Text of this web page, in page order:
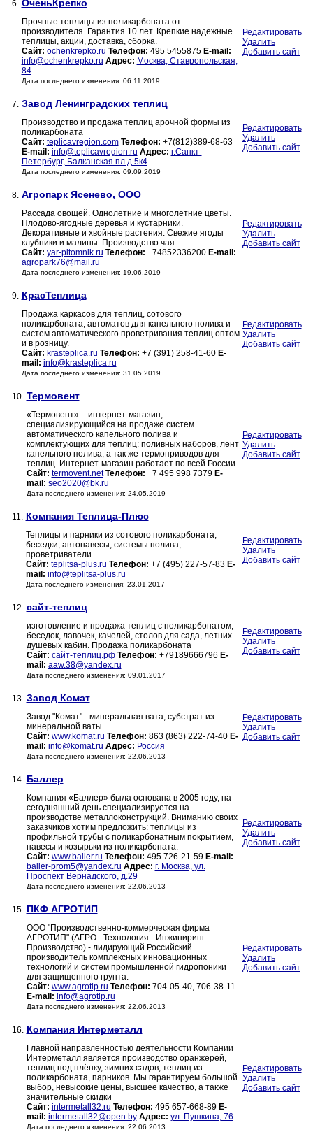
6. ОченьКрепко
Прочные теплицы из поликарбоната от
производителя. Гарантия 10 лет. Крепкие надежные
теплицы, акции, доставка, сборка.
Сайт: ochenkrepko.ru Телефон: 495 5455875 E-mail:
info@ochenkrepko.ru Адрес: Москва, Ставропольская,
84
Дата последнего изменения: 06.11.2019
Редактировать
Удалить
Добавить сайт
7. Завод Ленинградских теплиц
Производство и продажа теплиц арочной формы из
поликарбоната
Сайт: teplicavregion.com Телефон: +7(812)389-68-63
E-mail: info@teplicavregion.ru Адрес: г.Санкт-
Петербург, Балканская пл.д.5к4
Дата последнего изменения: 09.09.2019
Редактировать
Удалить
Добавить сайт
8. Агропарк Ясенево, ООО
Рассада овощей. Однолетние и многолетние цветы.
Плодово-ягодные деревья и кустарники.
Декоративные и хвойные растения. Свежие ягоды
клубники и малины. Производство чая
Сайт: yar-pitomnik.ru Телефон: +74852336200 E-mail:
agropark76@mail.ru
Дата последнего изменения: 19.06.2019
Редактировать
Удалить
Добавить сайт
9. КрасТеплица
Продажа каркасов для теплиц, сотового
поликарбоната, автоматов для капельного полива и
систем автоматического проветривания теплиц оптом
и в розницу.
Сайт: krasteplica.ru Телефон: +7 (391) 258-41-60 E-
mail: info@krasteplica.ru
Дата последнего изменения: 31.05.2019
Редактировать
Удалить
Добавить сайт
10. Термовент
«Термовент» – интернет-магазин,
специализирующийся на продаже систем
автоматического капельного полива и
комплектующих для теплиц: поливных наборов, лент
капельного полива, а так же термоприводов для
теплиц. Интернет-магазин работает по всей России.
Сайт: termovent.net Телефон: +7 495 998 7379 E-
mail: seo2020@bk.ru
Дата последнего изменения: 24.05.2019
Редактировать
Удалить
Добавить сайт
11. Компания Теплица-Плюс
Теплицы и парники из сотового поликарбоната,
беседки, автонавесы, системы полива,
проветриватели.
Сайт: teplitsa-plus.ru Телефон: +7 (495) 227-57-83 E-
mail: info@teplitsa-plus.ru
Дата последнего изменения: 23.01.2017
Редактировать
Удалить
Добавить сайт
12. сайт-теплиц
изготовление и продажа теплиц с поликарбонатом,
беседок, лавочек, качелей, столов для сада, летних
душевых кабин. Продажа поликарбоната
Сайт: сайт-теплиц.рф Телефон: +79189666796 E-
mail: aaw.38@yandex.ru
Дата последнего изменения: 09.01.2017
Редактировать
Удалить
Добавить сайт
13. Завод Комат
Завод "Комат" - минеральная вата, субстрат из
минеральной ваты.
Сайт: www.komat.ru Телефон: 863 (863) 222-74-40 E-
mail: info@komat.ru Адрес: Россия
Дата последнего изменения: 22.06.2013
Редактировать
Удалить
Добавить сайт
14. Баллер
Компания «Баллер» была основана в 2005 году, на
сегодняшний день специализируется на
производстве металлоконструкций. Вниманию своих
заказчиков хотим предложить: теплицы из
профильной трубы с поликарбонатным покрытием,
навесы и козырьки из поликарбоната.
Сайт: www.baller.ru Телефон: 495 726-21-59 E-mail:
baller-prom5@yandex.ru Адрес: г. Москва, ул.
Проспект Вернадского, д.29
Дата последнего изменения: 22.06.2013
Редактировать
Удалить
Добавить сайт
15. ПКФ АГРОТИП
ООО "Производственно-коммерческая фирма
АГРОТИП" (АГРО - Технология - Инжиниринг -
Производство) - лидирующий Российский
производитель комплексных инновационных
технологий и систем промышленной гидропоники
для защищенного грунта.
Сайт: www.agrotip.ru Телефон: 704-05-40, 706-38-11
E-mail: info@agrotip.ru
Дата последнего изменения: 22.06.2013
Редактировать
Удалить
Добавить сайт
16. Компания Интерметалл
Главной направленностью деятельности Компании
Интерметалл является производство оранжерей,
теплиц под плёнку, зимних садов, теплиц из
поликарбоната, парников. Мы гарантируем большой
выбор, невысокие цены, высшее качество, а также
значительные скидки
Сайт: intermetall32.ru Телефон: 495 657-668-89 E-
mail: intermetall32@open.by Адрес: ул. Пушкина, 76
Дата последнего изменения: 22.06.2013
Редактировать
Удалить
Добавить сайт